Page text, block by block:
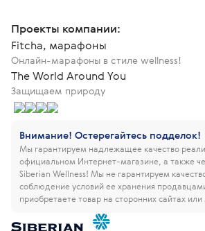
Проекты компании:
Fitcha, марафоны
Онлайн-марафоны в стиле wellness!
The World Around You
Защищаем природу
Внимание! Остерегайтесь подделок!
Мы гарантируем надлежащее качество
официальном Интернет-магазине, а также
Siberian Wellness! Мы не гарантируем
соблюдение условий ее хранения
приобретаете товар на сторонних сайтах или